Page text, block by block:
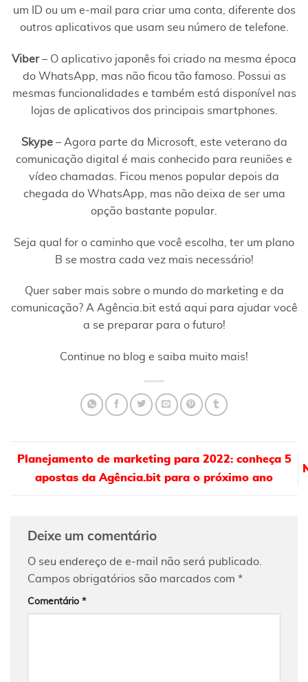
um ID ou um e-mail para criar uma conta, diferente dos
outros aplicativos que usam seu número de telefone.
Viber– O aplicativo japonês foi criado na mesma época
do WhatsApp, mas não ficou tão famoso. Possui as
mesmas funcionalidades e também está disponível nas
lojas de aplicativos dos principais smartphones.
Skype– Agora parte da Microsoft, este veterano da
comunicação digital é mais conhecido para reuniões e
vídeo chamadas. Ficou menos popular depois da
chegada do WhatsApp, mas não deixa de ser uma
opção bastante popular.
Seja qual for o caminho que você escolha, ter um plano
B se mostra cada vez mais necessário!
Quer saber mais sobre o mundo do marketing e da
comunicação? A Agência.bit está aqui para ajudar você
a se preparar para o futuro!
Continue no blog e saiba muito mais!
Planejamento de marketing para 2022: conheça 5
apostas da Agência.bit para o próximo ano
Deixe um comentário
O seu endereço de e-mail não será publicado.
Campos obrigatórios são marcados com *
Comentário *